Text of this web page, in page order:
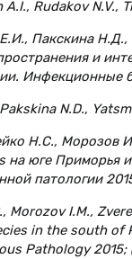
Rudakov N.V.,
Пакскина
и
Инфекционные
N.D.,
Н.С., Морозов
юге Приморья
патологии
Morozov I.M.,
in the south
Pathology 2015;